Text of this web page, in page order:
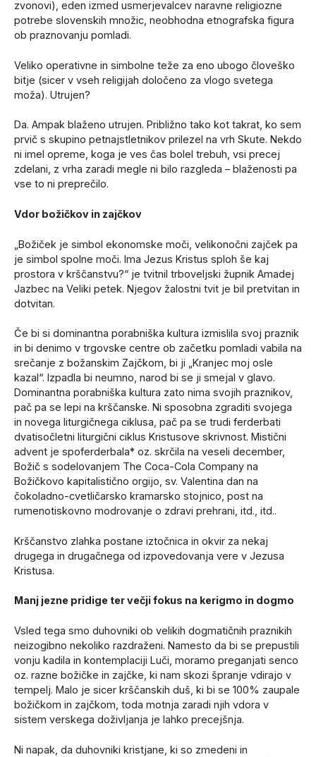
zvonovi), eden izmed usmerjevalcev naravne religiozne
potrebe slovenskih množic, neobhodna etnografska figura
ob praznovanju pomladi.
Veliko operativne in simbolne teže za eno ubogo človeško
bitje (sicer v vseh religijah določeno za vlogo svetega
moža). Utrujen?
Da. Ampak blaženo utrujen. Približno tako kot takrat, ko sem
prvič s skupino petnajstletnikov prilezel na vrh Skute. Nekdo
ni imel opreme, koga je ves čas bolel trebuh, vsi precej
zdelani, z vrha zaradi megle ni bilo razgleda – blaženosti pa
vse to ni preprečilo.
Vdor božičkov in zajčkov
„Božiček je simbol ekonomske moči, velikonočni zajček pa
je simbol spolne moči. Ima Jezus Kristus sploh še kaj
prostora v krščanstvu?“ je tvitnil trboveljski župnik Amadej
Jazbec na Veliki petek. Njegov žalostni tvit je bil pretvitan in
dotvitan.
Če bi si dominantna porabniška kultura izmislila svoj praznik
in bi denimo v trgovske centre ob začetku pomladi vabila na
srečanje z božanskim Zajčkom, bi ji „Kranjec moj osle
kazal“. Izpadla bi neumno, narod bi se ji smejal v glavo.
Dominantna porabniška kultura zato nima svojih praznikov,
pač pa se lepi na krščanske. Ni sposobna zgraditi svojega
in novega liturgičnega ciklusa, pač pa se trudi ferderbati
dvatisočletni liturgični ciklus Kristusove skrivnost. Mistični
advent je spoferderbala* oz. skrčila na veseli december,
Božič s sodelovanjem The Coca-Cola Company na
Božičkovo kapitalistično orgijo, sv. Valentina dan na
čokoladno-cvetličarsko kramarsko stojnico, post na
rumenotiskovno modrovanje o zdravi prehrani, itd., itd..
Krščanstvo zlahka postane iztočnica in okvir za nekaj
drugega in drugačnega od izpovedovanja vere v Jezusa
Kristusa.
Manj jezne pridige ter večji fokus na kerigmo in dogmo
Vsled tega smo duhovniki ob velikih dogmatičnih praznikih
neizogibno nekoliko razdraženi. Namesto da bi se prepustili
vonju kadila in kontemplaciji Luči, moramo preganjati senco
oz. razne božičke in zajčke, ki nam skozi špranje vdirajo v
tempelj. Malo je sicer krščanskih duš, ki bi se 100% zaupale
božičkom in zajčkom, toda motnja zaradi njih vdora v
sistem verskega doživljanja je lahko precejšnja.
Ni napak, da duhovniki kristjane, ki so zmedeni in